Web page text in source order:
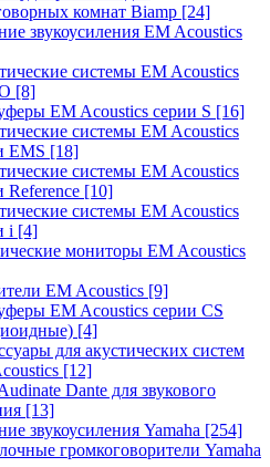
комнат Biamp [24]
звукоусиления EM Acoustics
системы EM Acoustics
[8]
EM Acoustics серии S [16]
системы EM Acoustics
EMS [18]
системы EM Acoustics
Reference [10]
системы EM Acoustics
i [4]
мониторы EM Acoustics
EM Acoustics [9]
EM Acoustics серии CS
[4]
для акустических систем
[12]
Dante для звукового
[13]
звукоусиления Yamaha [254]
громкоговорители Yamaha